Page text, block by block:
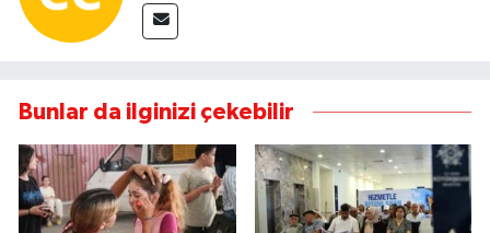
Bunlar da ilginizi çekebilir